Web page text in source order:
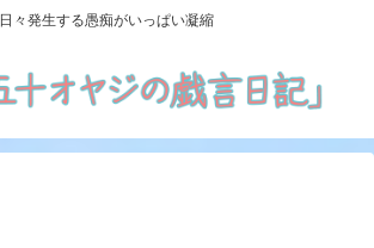
日々発生する愚痴がいっぱい凝縮